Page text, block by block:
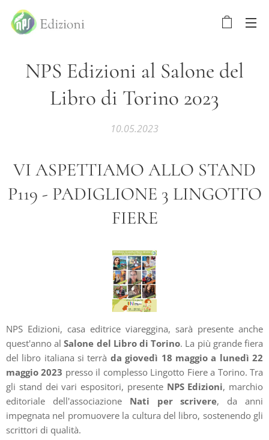
NPS Edizioni al Salone del
Libro di Torino 2023
10.05.2023
VI ASPETTIAMO ALLO STAND
P119 - PADIGLIONE 3 LINGOTTO
FIERE
NPS Edizioni, casa editrice viareggina, sarà presente anche
quest'anno alSalone del Libro di Torino. La più grande fiera
del libro italiana si terrà da giovedì 18 maggio a lunedì 22
maggio 2023 presso il complesso Lingotto Fiere a Torino. Tra
gli stand dei vari espositori, presente NPS Edizioni, marchio
editoriale dell'associazione Nati per scrivere, da anni
impegnata nel promuovere la cultura del libro, sostenendo gli
scrittori di qualità.